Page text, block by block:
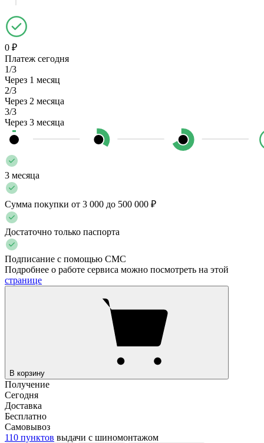
0 ₽
Платеж сегодня
1/3
Через 1 месяц
2/3
Через 2 месяца
3/3
Через 3 месяца
3 месяца
Сумма покупки от 3 000 до 500 000 ₽
Достаточно только паспорта
Подписание с помощью СМС
Подробнее о работе сервиса можно посмотреть на этой
странице
В корзину
Получение
Сегодня
Доставка
Бесплатно
Самовывоз
110 пунктов выдачи с шиномонтажом